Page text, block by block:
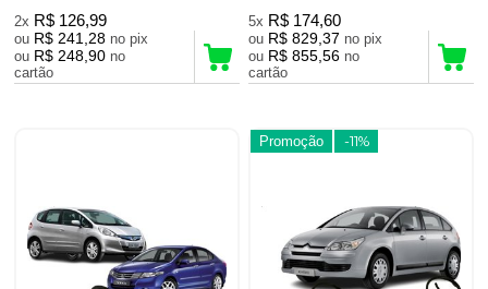
2x R$ 126,99
ou R$ 241,28
no pix
ou R$ 248,90 no
cartão
5x R$ 174,60
ou R$ 829,37
no pix
ou R$ 855,56 no
cartão
Promoção -11%